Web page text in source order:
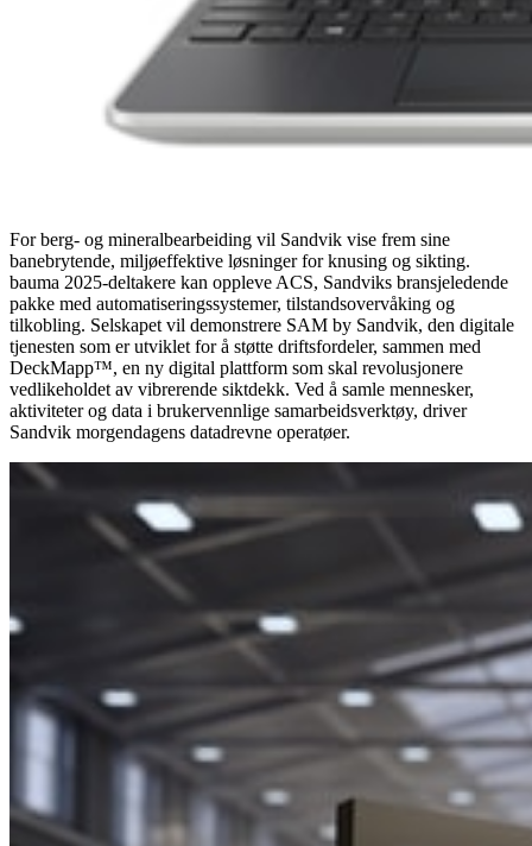
For berg- og mineralbearbeiding vil Sandvik vise frem sine
banebrytende, miljøeffektive løsninger for knusing og sikting.
bauma 2025-deltakere kan oppleve ACS, Sandviks bransjeledende
pakke med automatiseringssystemer, tilstandsovervåking og
tilkobling. Selskapet vil demonstrere SAM by Sandvik, den digitale
tjenesten som er utviklet for å støtte driftsfordeler, sammen med
DeckMapp™, en ny digital plattform som skal revolusjonere
vedlikeholdet av vibrerende siktdekk. Ved å samle mennesker,
aktiviteter og data i brukervennlige samarbeidsverktøy, driver
Sandvik morgendagens datadrevne operatøer.